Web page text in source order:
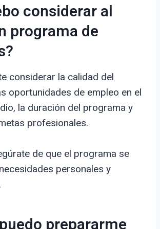
considerar al
programa de
considerar la calidad del
oportunidades de empleo en el
la duración del programa y
profesionales.
de que el programa se
personales y